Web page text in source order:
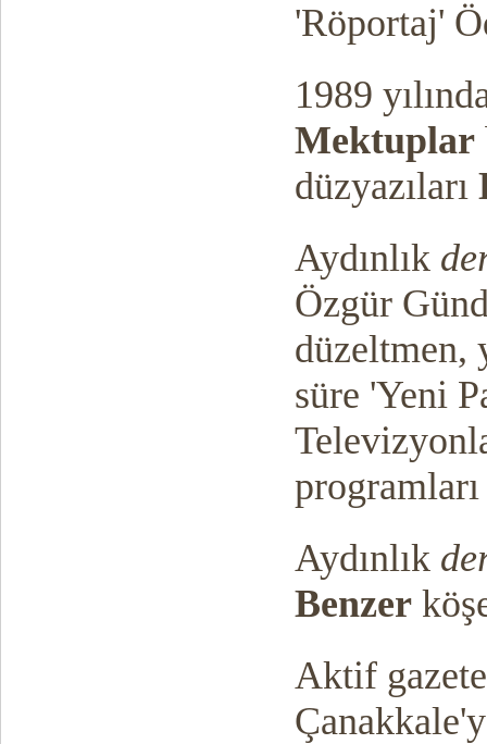
'Röportaj'
1989
Mektuplar
düzyazıları
Aydınlık
Özgür
düzeltmen,
süre 'Yeni
Aydınlık
Benzer
Aktif